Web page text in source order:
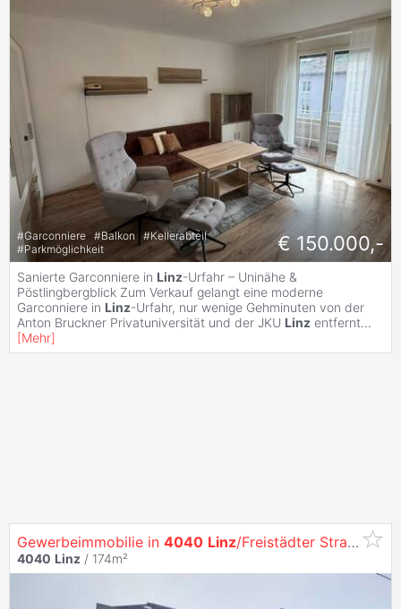
#Garconniere #Balkon #Kellerabteil
#Parkmöglichkeit € 150.000,-
Sanierte Garconniere in Linz-Urfahr – Uninähe &
Pöstlingbergblick Zum Verkauf gelangt eine moderne
Garconniere in Linz-Urfahr, nur wenige Gehminuten von der
Anton Bruckner Privatuniversität und der JKU Linz entfernt...
[Mehr]
Gewerbeimmobilie in 4040 Linz/Freistädter Straße
4040 Linz / 174m²